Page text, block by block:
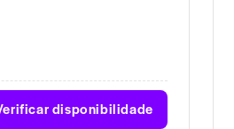
disponibilidade